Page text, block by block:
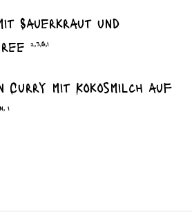
Sauerkraut und
2,3,G,I
Curry mit Kokosmilch auf
I